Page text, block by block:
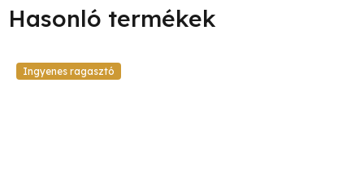
Ingyenes ragasztó